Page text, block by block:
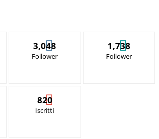
3,048
Follower
1,738
Follower
820
Iscritti